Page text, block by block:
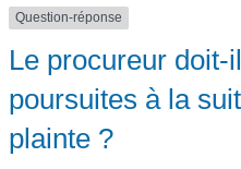
Question-réponse
Le procureur doit-
poursuites à la
plainte ?